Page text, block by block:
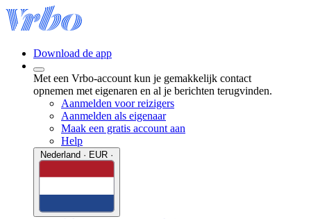
Download de app
Met een Vrbo-account kun je gemakkelijk contact
opnemen met eigenaren en al je berichten terugvinden.
Aanmelden voor reizigers
Aanmelden als eigenaar
Maak een gratis account aan
Help